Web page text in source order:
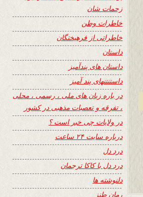
زحمات شان
خاطرات وطن
خاطراتی از فرهیختگان
داستان
داستان های پندآمیز
داستنتنهای پند آمیز
در باره زبان های ملی ، رسمی ، محلی
، تفرقه و تعصبات مذهبی در کشور
در ولایات چی خبر است ؟
درباره سایت ۲۴ ساعت
درد دل
درد دل با کاکا ترجمان
دلنوشته ها
رمان طنز